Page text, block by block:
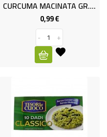
CURCUMA MACINATA GR. 0.30
0,99 €Prezzo
-
+